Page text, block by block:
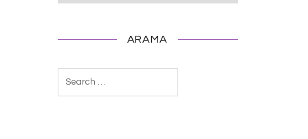
ARAMA
Arama: